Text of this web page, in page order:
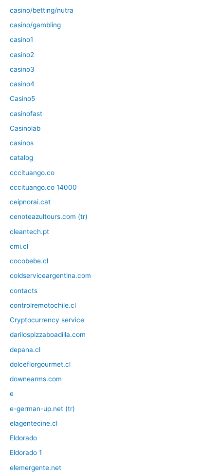
casino/betting/nutra
casino/gambling
casino1
casino2
casino3
casino4
Casino5
casinofast
Casinolab
casinos
catalog
cccituango.co
cccituango.co 14000
ceipnorai.cat
cenoteazultours.com (tr)
cleantech.pt
cmi.cl
cocobebe.cl
coldserviceargentina.com
contacts
controlremotochile.cl
Cryptocurrency service
darilospizzaboadilla.com
depana.cl
dolceflorgourmet.cl
downearms.com
e
e-german-up.net (tr)
elagentecine.cl
Eldorado
Eldorado 1
elemergente.net